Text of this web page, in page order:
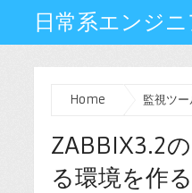
日常系エンジ
Home 監視ツー
ZABBIX3.2
る環境を作る